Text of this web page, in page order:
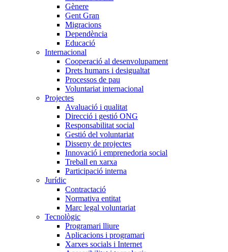
Gènere
Gent Gran
Migracions
Dependència
Educació
Internacional
Cooperació al desenvolupament
Drets humans i desigualtat
Processos de pau
Voluntariat internacional
Projectes
Avaluació i qualitat
Direcció i gestió ONG
Responsabilitat social
Gestió del voluntariat
Disseny de projectes
Innovació i emprenedoria social
Treball en xarxa
Participació interna
Jurídic
Contractació
Normativa entitat
Marc legal voluntariat
Tecnològic
Programari lliure
Aplicacions i programari
Xarxes socials i Internet